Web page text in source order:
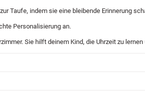
Taufe, indem sie eine bleibende Erinnerung
Personalisierung an.
Sie hilft deinem Kind, die Uhrzeit zu